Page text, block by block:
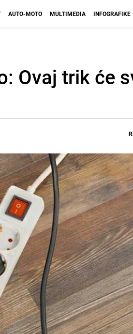
AUTO-MOTO MULTIMEDIA INFOGRAFIKE
Ovaj trik će